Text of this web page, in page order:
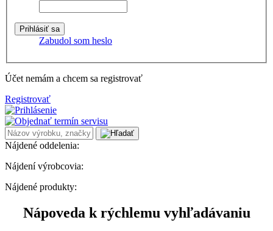
Zabudol som heslo
Účet nemám a chcem sa registrovať
Registrovať
Nájdené oddelenia:
Nájdení výrobcovia:
Nájdené produkty:
Nápoveda k rýchlemu vyhľadávaniu